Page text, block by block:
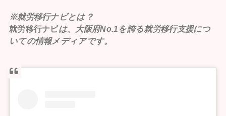
※就労移行ナビとは？
就労移行ナビは、大阪府No.1を誇る就労移行支援につ
いての情報メディアです。